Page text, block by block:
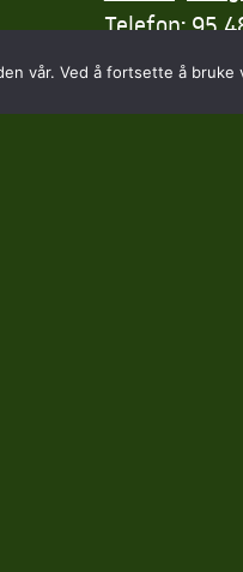
Telefon: 95
Daglig leder:
vår. Ved å fortsette å